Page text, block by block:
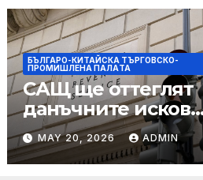
БЪЛГАРО-КИТАЙСКА ТЪРГОВСКО-
ПРОМИШЛЕНА ПАЛAТА
САЩ ще оттеглят
данъчните искове
срещу Тръмп
„завинаги“ в
сделката за
MAY 20, 2026 ADMIN